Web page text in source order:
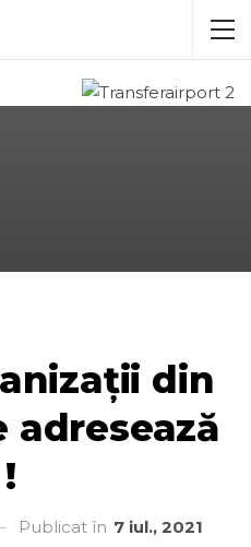
din
adresează
Publicat în 7 iul., 2021